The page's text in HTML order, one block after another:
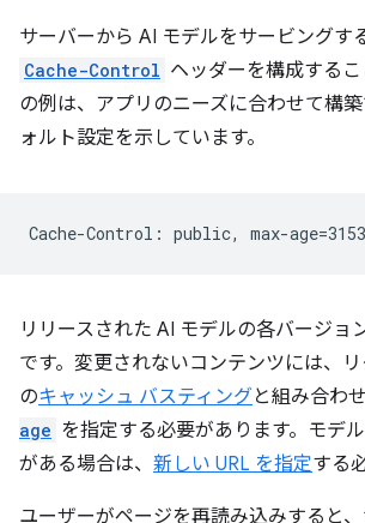
サーバーから AI モデルをサービングす
Cache-Control ヘッダーを構成する
の例は、アプリのニーズに合わせて構
ォルト設定を示しています。
リリースされた AI モデルの各バージョ
です。変更されないコンテンツには、
のキャッシュ バスティングと組み合わ
age を指定する必要があります。モデ
がある場合は、 新しい URL を指定する
ユーザーがページを再読み込みすると